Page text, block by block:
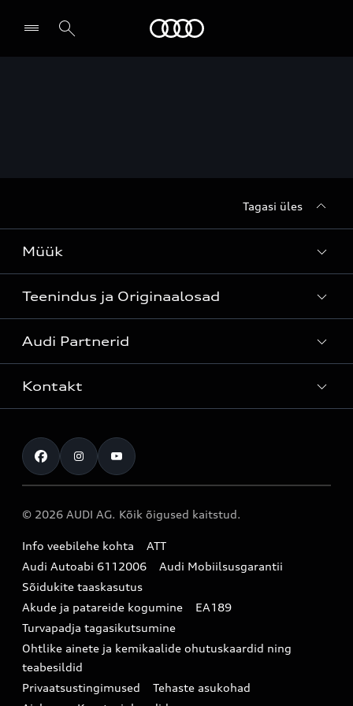
Tagasi üles
Müük
Kõik mudelid
Laoautod
Müügikampaaniad
Audi Liising 1%
Audi konfiguraator (konfiguraator on inglisekeelne)
Teenindus ja Originaalosad
Teenindus
Originaalosad
Garantiitingimused
Audi Partnerid
Audi Tallinn
Pärnu esindus
Audi Tartu
Kontakt
Kontakt
Registreeru proovisõidule
Broneeri teenindus
Infopäring
Audi uudised
myAudi
Uudiskiri
© 2026 AUDI AG. Kõik õigused kaitstud.
Info veebilehe kohta
ATT
Audi Autoabi 6112006
Audi Mobiilsusgarantii
Sõidukite taaskasutus
Akude ja patareide kogumine
EA189
Turvapadja tagasikutsumine
Ohtlike ainete ja kemikaalide ohutuskaardid ning
teabesildid
Privaatsustingimused
Tehaste asukohad